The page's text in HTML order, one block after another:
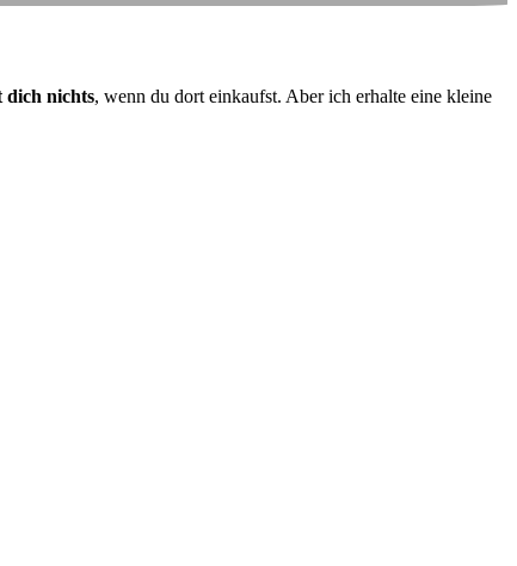
dich nichts, wenn du dort einkaufst. Aber ich erhalte eine kleine